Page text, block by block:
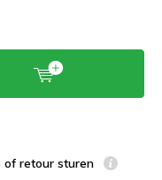
of retour sturen